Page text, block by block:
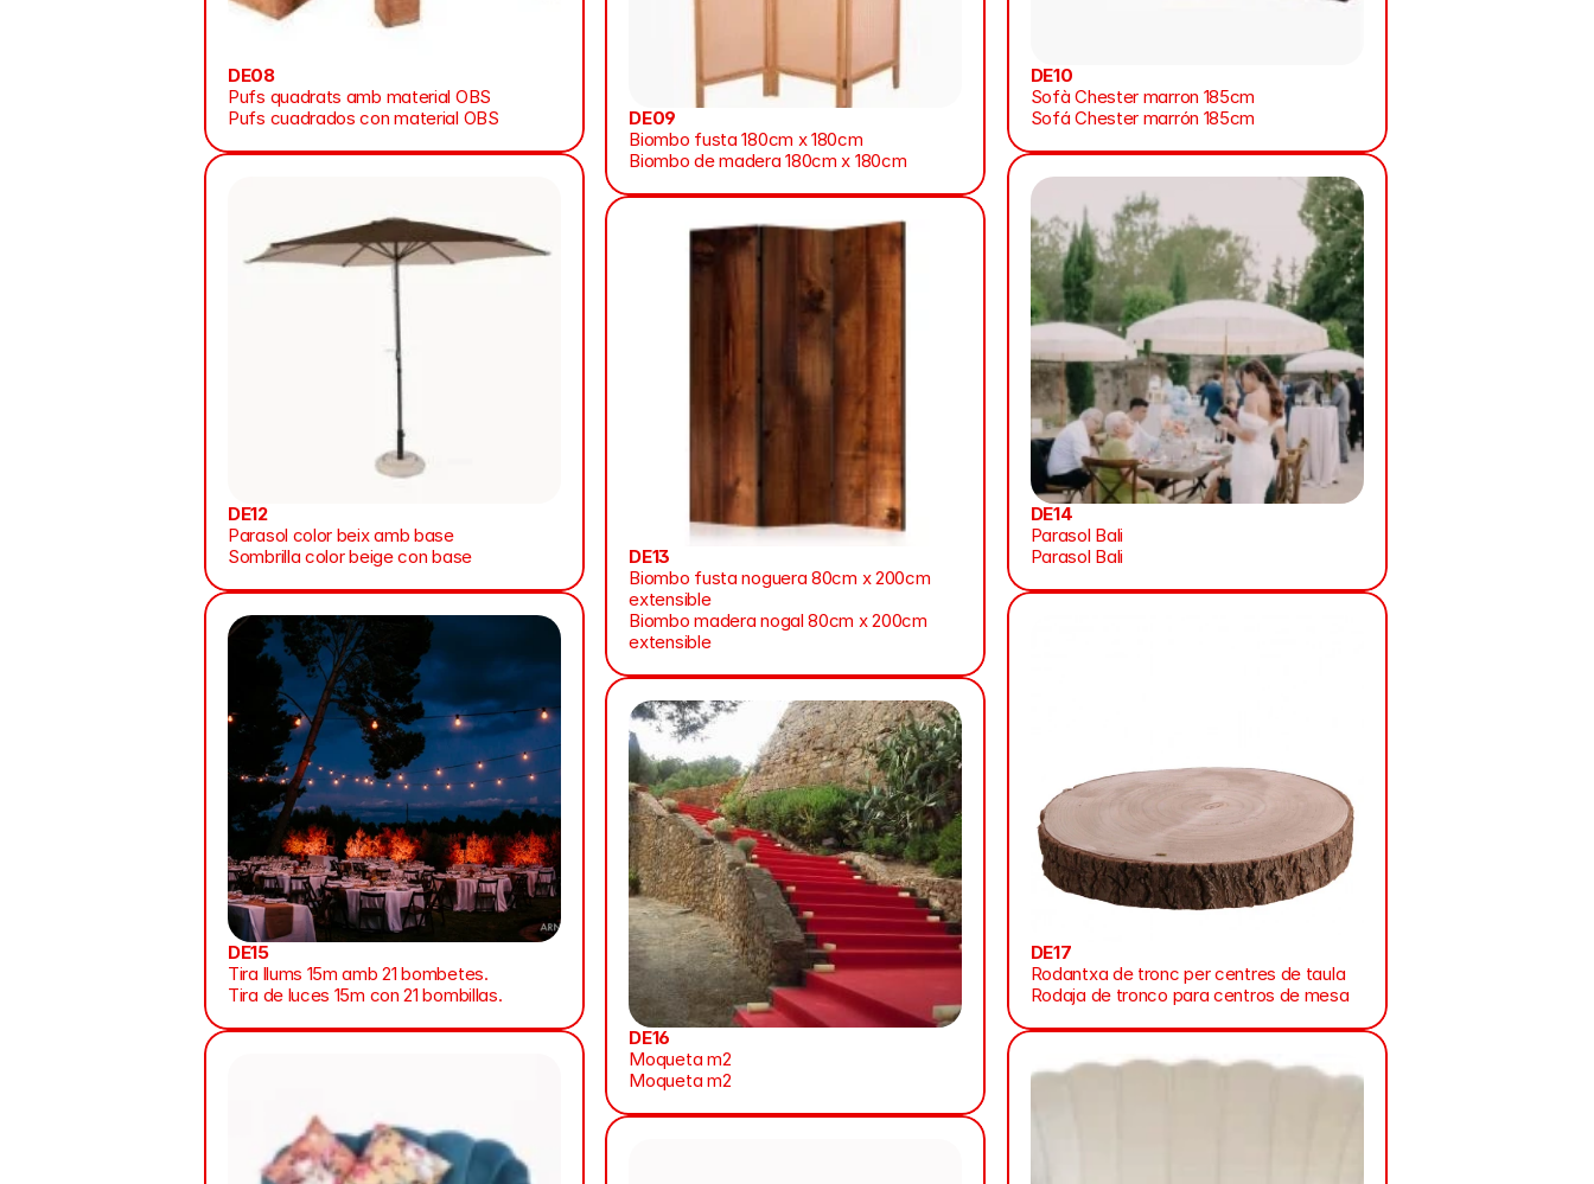
DE08
Pufs quadrats amb material OBS
Pufs cuadrados con material OBS
DE12
Parasol color beix amb base
Sombrilla color beige con base
DE15
Tira llums 15m amb 21 bombetes.
Tira de luces 15m con 21 bombillas.
DE09
Biombo fusta 180cm x 180cm
Biombo de madera 180cm x 180cm
DE13
Biombo fusta noguera 80cm x 200cm
extensible
Biombo madera nogal 80cm x 200cm
extensible
DE16
Moqueta m2
Moqueta m2
DE10
Sofà Chester marron 185cm
Sofá Chester marrón 185cm
DE14
Parasol Bali
Parasol Bali
DE17
Rodantxa de tronc per centres de taula
Rodaja de tronco para centros de mesa